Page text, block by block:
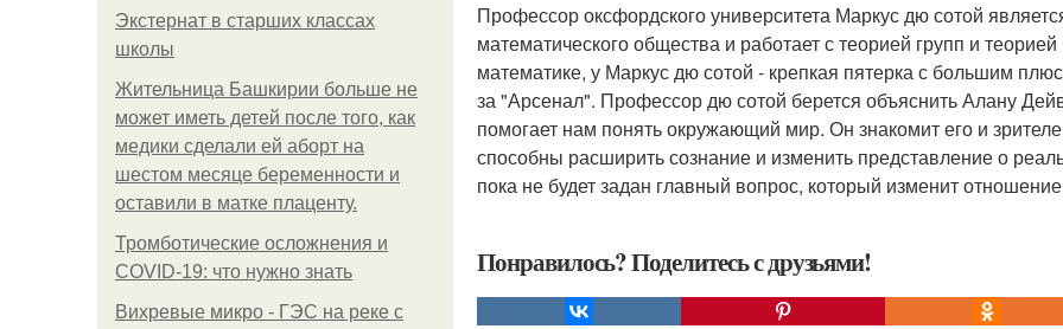
Экстернат в старших классах
школы
Жительница Башкирии больше не
может иметь детей после того, как
медики сделали ей аборт на
шестом месяце беременности и
оставили в матке плаценту.
Тромботические осложнения и
COVID-19: что нужно знать
Вихревые микро - ГЭС на реке с
Профессор оксфордского университета Маркус дю сотой
математического общества и работает с теорией групп и
математике, у Маркус дю сотой - крепкая пятерка с большим
за "Арсенал". Профессор дю сотой берется объяснить Алану
помогает нам понять окружающий мир. Он знакомит его и
способны расширить сознание и изменить представление о
пока не будет задан главный вопрос, который изменит
Понравилось? Поделитесь с друзьями!